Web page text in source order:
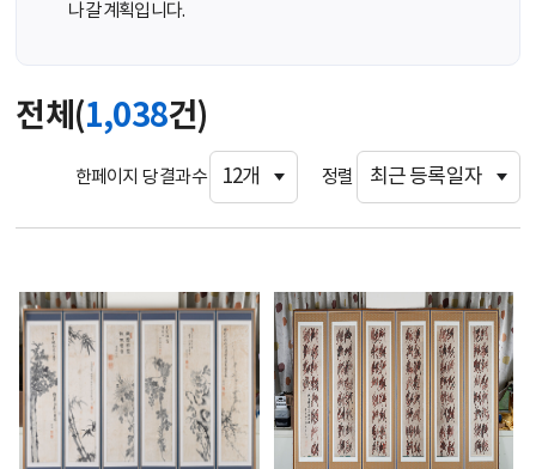
나갈 계획입니다.
전체(1,038건)
한페이지 당 결과수 정렬